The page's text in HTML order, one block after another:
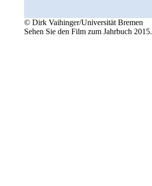
© Dirk Vaihinger/Universität Bremen
Sehen Sie den Film zum Jahrbuch 2015.